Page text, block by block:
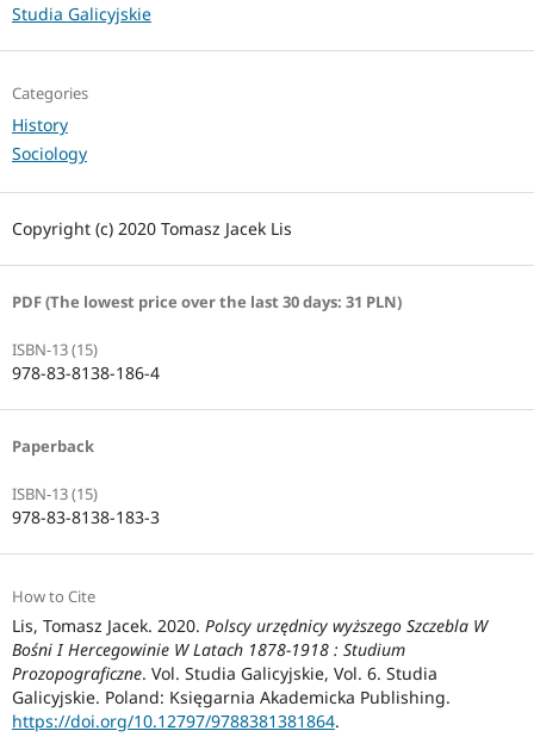
Studia Galicyjskie
Categories
History
Sociology
Copyright (c) 2020 Tomasz Jacek Lis
PDF (The lowest price over the last 30 days: 31 PLN)
ISBN-13 (15)
978-83-8138-186-4
Paperback
ISBN-13 (15)
978-83-8138-183-3
How to Cite
Lis, Tomasz Jacek. 2020. Polscy urzędnicy wyższego Szczebla W
Bośni I Hercegowinie W Latach 1878-1918 : Studium
Prozopograficzne. Vol. Studia Galicyjskie, Vol. 6. Studia
Galicyjskie. Poland: Księgarnia Akademicka Publishing.
https://doi.org/10.12797/9788381381864.